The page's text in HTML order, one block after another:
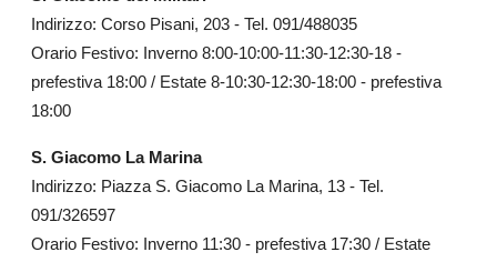
Indirizzo: Corso Pisani, 203 - Tel. 091/488035
Orario Festivo: Inverno 8:00-10:00-11:30-12:30-18 -
prefestiva 18:00 / Estate 8-10:30-12:30-18:00 - prefestiva
18:00
S. Giacomo La Marina
Indirizzo: Piazza S. Giacomo La Marina, 13 - Tel.
091/326597
Orario Festivo: Inverno 11:30 - prefestiva 17:30 / Estate